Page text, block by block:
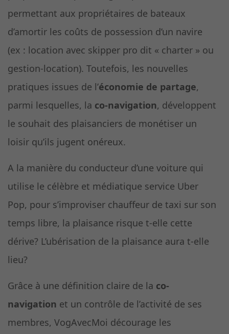
permettant aux propriétaires de bateaux
d’amortir les coûts de possession d’un navire
(ex : location avec skipper pro dit « charter » ou
gestion-location). Toutefois, les nouvelles
pratiques issues de l’économie de partage,
parmi lesquelles, la co-navigation, développent
le souhait des plaisanciers de monétiser un
loisir qu’ils jugent onéreux.
A la manière du conducteur d’une voiture qui
utilise le célèbre et médiatique service Uber
Pop, pour s’improviser chauffeur de taxi sur son
temps libre, la plaisance risque t-elle cette
dérive? L’ubérisation de la plaisance aura t-elle
lieu?
Grâce à une définition claire de la co-
navigation et un contrôle de l’activité de ses
membres, VogAvecMoi décourage les